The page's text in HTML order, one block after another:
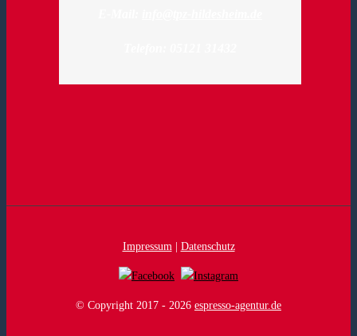
Impressum| Datenschutz
© Copyright 2017 - 2026 espresso-agentur.de